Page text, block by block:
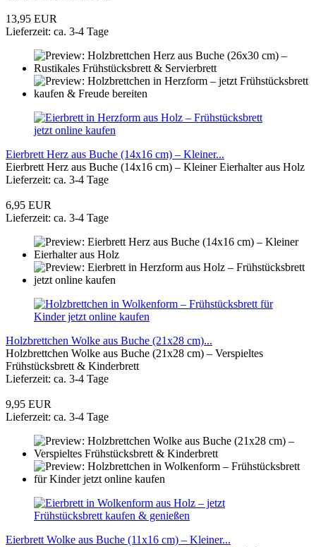
13,95 EUR
Lieferzeit: ca. 3-4 Tage
Eierbrett Herz aus Buche (14x16 cm) – Kleiner...
Eierbrett Herz aus Buche (14x16 cm) – Kleiner Eierhalter aus Holz
Lieferzeit: ca. 3-4 Tage
6,95 EUR
Lieferzeit: ca. 3-4 Tage
Holzbrettchen Wolke aus Buche (21x28 cm)...
Holzbrettchen Wolke aus Buche (21x28 cm) – Verspieltes
Frühstücksbrett & Kinderbrett
Lieferzeit: ca. 3-4 Tage
9,95 EUR
Lieferzeit: ca. 3-4 Tage
Eierbrett Wolke aus Buche (11x16 cm) – Kleiner...